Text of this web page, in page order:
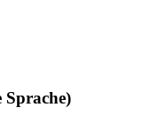
Sprache)